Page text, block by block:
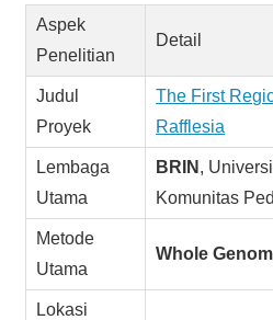
Aspek
Penelitian
Detail
Judul
Proyek
The First
Rafflesia
Lembaga
Utama
BRIN ,
Komunitas
Metode
Utama
Whole
Lokasi